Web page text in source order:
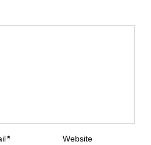
* Website